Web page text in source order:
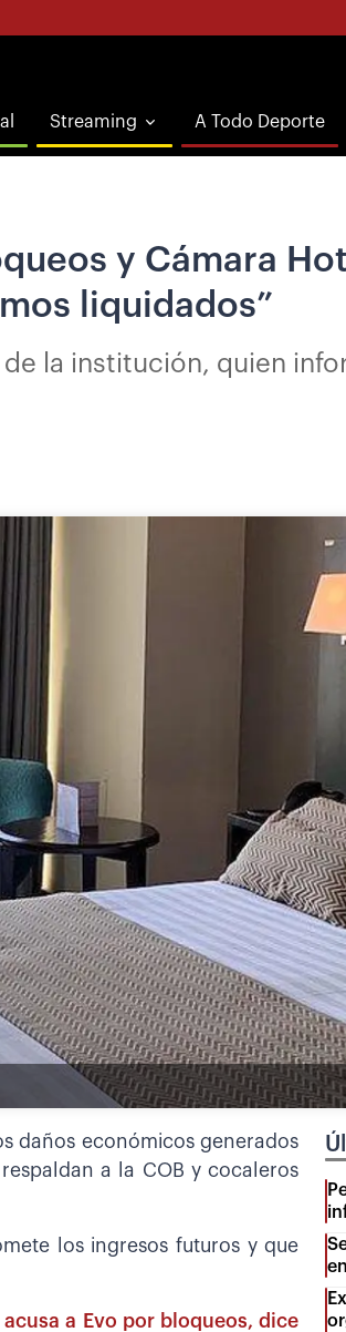
Streaming A Todo Deporte
y Cámara
liquidados”
la institución, quien
daños económicos generados
a la COB y cocaleros
los ingresos futuros y que
a Evo por bloqueos, dice